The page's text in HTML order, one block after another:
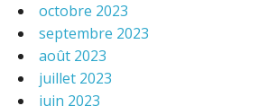
octobre 2023
septembre 2023
août 2023
juillet 2023
juin 2023